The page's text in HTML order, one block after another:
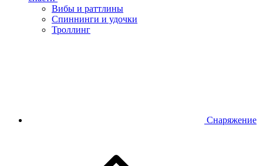
Вибы и раттлины
Спиннинги и удочки
Троллинг
Снаряжение